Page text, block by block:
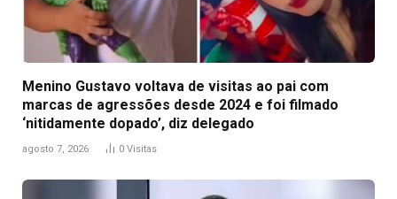
Menino Gustavo voltava de visitas ao pai com
marcas de agressões desde 2024 e foi filmado
‘nitidamente dopado’, diz delegado
agosto 7, 2026 0 Visitas